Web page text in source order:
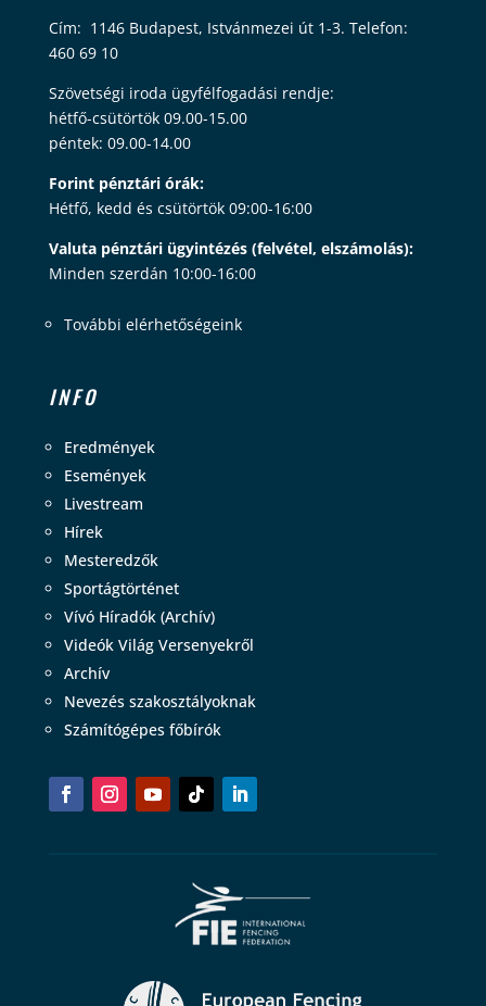
Cím: 1146 Budapest, Istvánmezei út 1-3. Telefon:
460 69 10
Szövetségi iroda ügyfélfogadási rendje:
hétfő-csütörtök 09.00-15.00
péntek: 09.00-14.00
Forint pénztári órák:
Hétfő, kedd és csütörtök 09:00-16:00
Valuta pénztári ügyintézés (felvétel, elszámolás):
Minden szerdán 10:00-16:00
További elérhetőségeink
INFO
Eredmények
Események
Livestream
Hírek
Mesteredzők
Sportágtörténet
Vívó Híradók (Archív)
Videók Világ Versenyekről
Archív
Nevezés szakosztályoknak
Számítógépes főbírók